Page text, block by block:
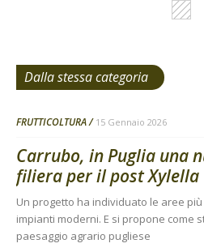
Dalla stessa categoria
FRUTTICOLTURA 15 Gennaio 2026
Carrubo, in Puglia una
filiera per il post Xylella
Un progetto ha individuato le aree
impianti moderni. E si propone come
paesaggio agrario pugliese